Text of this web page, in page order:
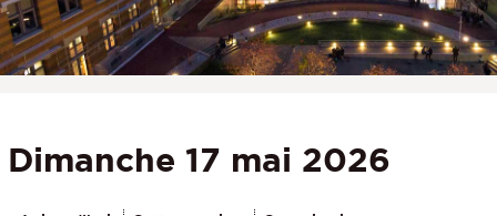
Dimanche 17 mai 2026